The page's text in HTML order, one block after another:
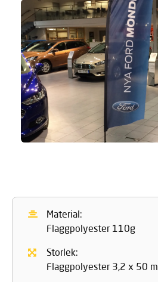
Material:
Flaggpolyester 110g
Storlek:
Flaggpolyester 3,2 x 50 m